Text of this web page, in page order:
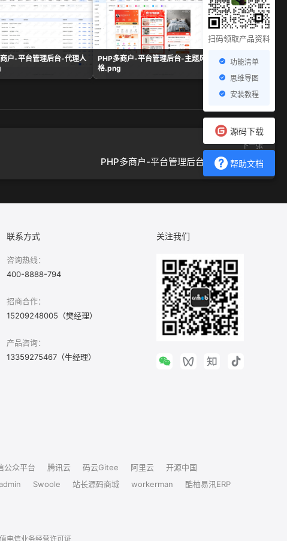
扫码领取产品资料
功能清单
思维导图
安装教程
源码下载
帮助文档
户-平台管理后台-代理人
PHP多商户-平台管理后台-主题风
格.png
PHP多商户-平台管
表.png
下一张
PHP多商户-平台管理后台-商户设置.png
联系方式
咨询热线：
400-8888-794
招商合作：
15209248005（樊经理）
产品咨询：
13359275467（牛经理）
关注我们
公众平台 腾讯云 码云Gitee 阿里云
开源中国
Swoole 站长源码商城 workerman
酷柚易汛ERP
电信业务经营许可证